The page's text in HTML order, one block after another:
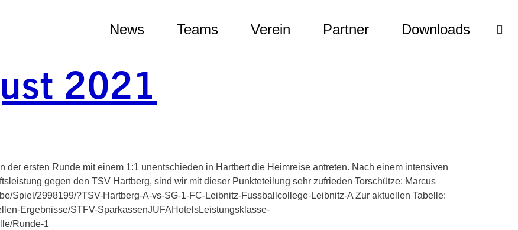
News Teams Verein Partner Downloads
2021
der ersten Runde mit einem 1:1 unentschieden in Hartbert die Heimreise antreten. Nach einem intensiven
gegen den TSV Hartberg, sind wir mit dieser Punkteteilung sehr zufrieden Torschütze: Marcus
Spiel/2998199/?TSV-Hartberg-A-vs-SG-1-FC-Leibnitz-Fussballcollege-Leibnitz-A Zur aktuellen Tabelle:
Ergebnisse/STFV-SparkassenJUFAHotelsLeistungsklasse-
Runde-1